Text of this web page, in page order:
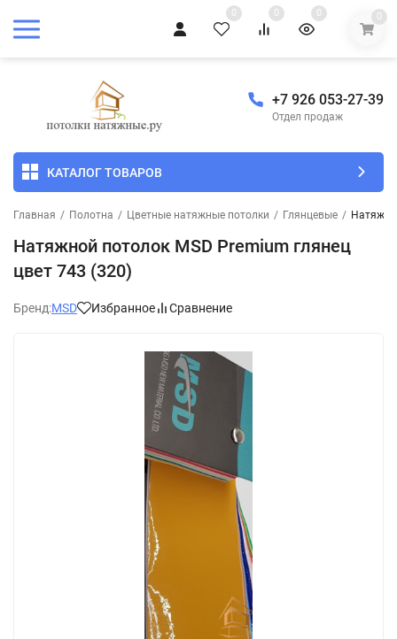
0 0 0 0
+7 926 053-27-39
Отдел продаж
КАТАЛОГ ТОВАРОВ
Главная / Полотна / Цветные натяжные потолки / Глянцевые /
Натяжной потолок MSD Premium глянец
цвет 743 (320)
Бренд:MSD Избранное Сравнение